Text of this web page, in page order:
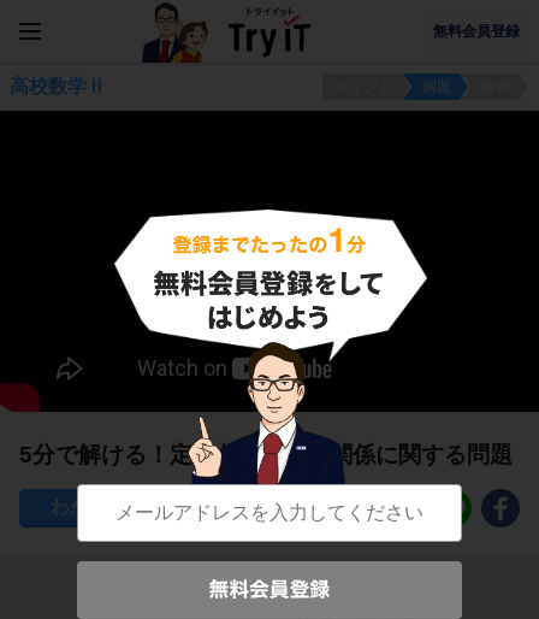
無料会員登録
高校数学Ⅱ 例題
5分で解ける！定積分と面積の関係に関する問題
44
子どもの勉強から大人の学び直しまで